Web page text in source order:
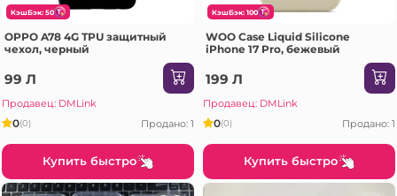
КэшБэк: 50
OPPO A78 4G TPU защитный
чехол, черный
99 Л
Продавец: DMLink
0(0) Продано: 1
Купить быстро
КэшБэк: 100
WOO Case Liquid Silicone
iPhone 17 Pro, бежевый
199 Л
Продавец: DMLink
0(0) Продано: 1
Купить быстро